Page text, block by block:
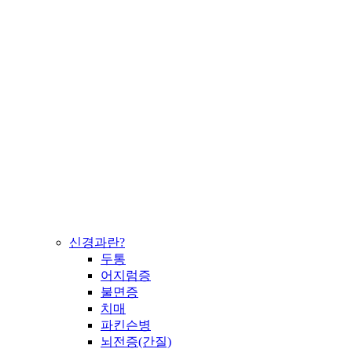
신경과란?
두통
어지럼증
불면증
치매
파킨슨병
뇌전증(간질)